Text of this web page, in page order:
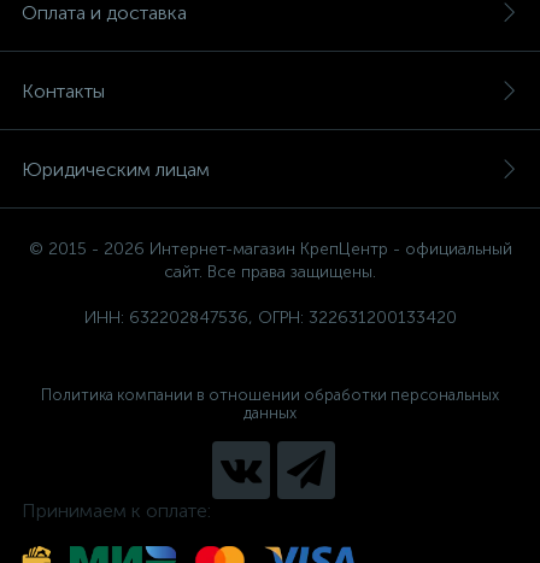
Оплата и доставка
Контакты
Юридическим лицам
© 2015 - 2026 Интернет-магазин КрепЦентр - официальный
сайт. Все права защищены.
ИНН: 632202847536, ОГРН: 322631200133420
Политика компании в отношении обработки персональных
данных
Принимаем к оплате: